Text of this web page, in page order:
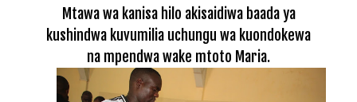
Mtawa wa kanisa hilo akisaidiwa baada ya
kushindwa kuvumilia uchungu wa kuondokewa
na mpendwa wake mtoto Maria.